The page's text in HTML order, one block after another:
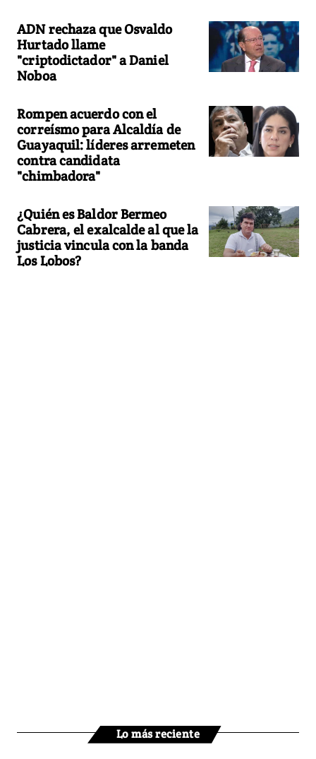
ADN rechaza que Osvaldo
Hurtado llame
"criptodictador" a Daniel
Noboa
Rompen acuerdo con el
correísmo para Alcaldía de
Guayaquil: líderes arremeten
contra candidata
"chimbadora"
¿Quién es Baldor Bermeo
Cabrera, el exalcalde al que la
justicia vincula con la banda
Los Lobos?
Lo más reciente